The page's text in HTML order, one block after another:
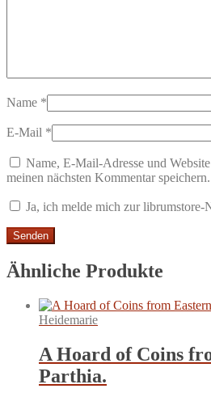
Name *
E-Mail *
Name, E-Mail-Adresse und
meinen nächsten Kommentar speichern.
Ja, ich melde mich zur librumstore-
Ähnliche Produkte
Heidemarie
A Hoard of Coins
Parthia.